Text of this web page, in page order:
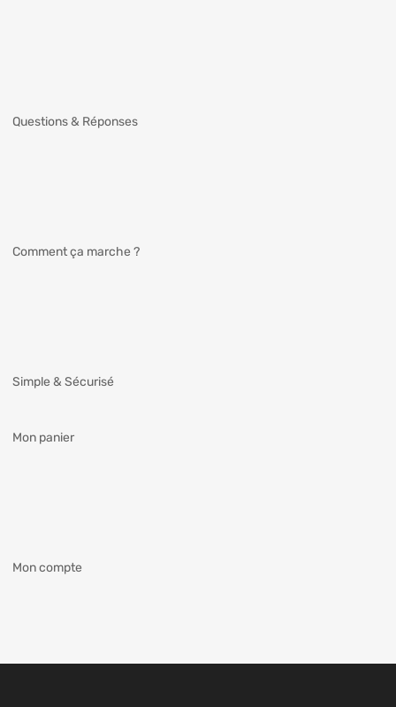
Questions & Réponses
Comment ça marche ?
Simple & Sécurisé
Mon panier
Mon compte